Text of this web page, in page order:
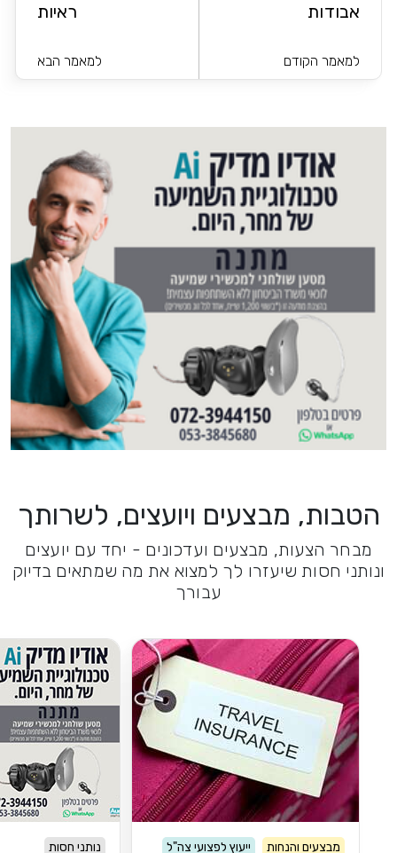
אבודות
למאמר הקודם
ראיות
למאמר הבא
הטבות, מבצעים ויועצים, לשרותך
מבחר הצעות, מבצעים ועדכונים - יחד עם יועצים
ונותני חסות שיעזרו לך למצוא את מה שמתאים בדיוק
עבורך
מבצעים והנחות ייעוץ לפצועי צה"ל נותני חסות